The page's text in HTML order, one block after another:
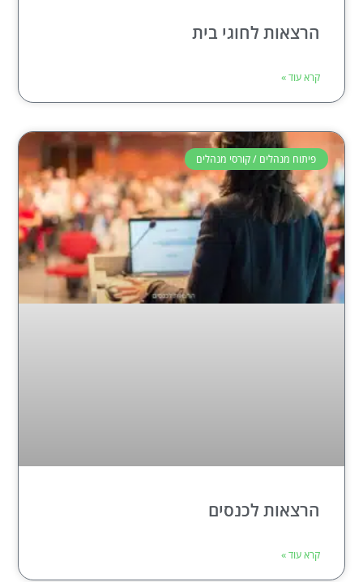
הרצאות לחוגי בית
קרא עוד »
פיתוח מנהלים / קורסי מנהלים
הרצאות לכנסים
קרא עוד »